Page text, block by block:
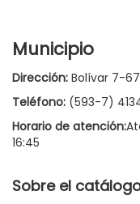
Municipio
Dirección: Bolívar 7-
Teléfono: (593-7)
Horario de atención:
16:45
Sobre el